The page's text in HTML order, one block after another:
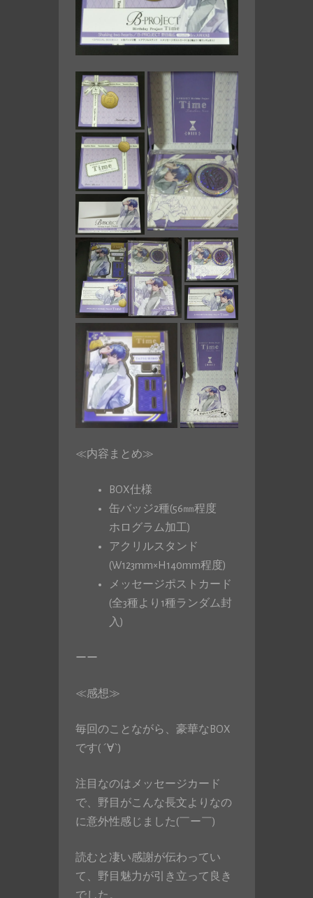
≪内容まとめ≫
BOX仕様
缶バッジ2種(56㎜程度
ホログラム加工)
アクリルスタンド
(W123mm×H140mm程度)
メッセージポストカード
(全3種より1種ランダム封
入)
ーー
≪感想≫
毎回のことながら、豪華なBOX
です( ´∀`)
注目なのはメッセージカード
で、野目がこんな長文よりなの
に意外性感じました(￣ー￣)
読むと凄い感謝が伝わってい
て、野目魅力が引き立って良き
でした。